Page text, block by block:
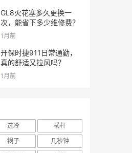
GL8火花塞多久更换一
次，能省下多少维修费？
1月前
开保时捷911日常通勤，
真的舒适又拉风吗？
1月前
过冷
横杆
锅子
几秒钟